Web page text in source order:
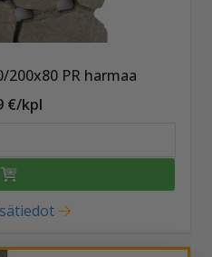
200x80 PR harmaa
€/kpl